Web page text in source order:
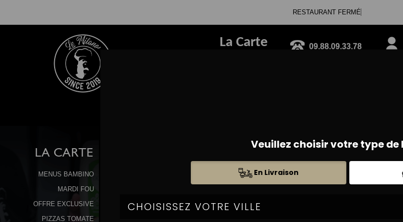
RESTAURANT FERMÉ
La Carte 09.88.09.33.78
LA CARTE
MENUS BAMBINO
MARDI FOU
OFFRE EXCLUSIVE
PIZZAS TOMATE
TEX MEX